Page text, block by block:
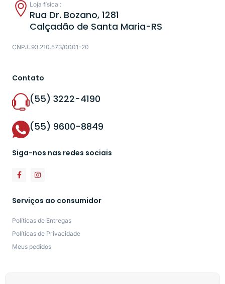
Loja física :
Rua Dr. Bozano, 1281
Calçadão de Santa Maria-RS
CNPJ: 93.210.573/0001-20
Contato
(55) 3222-4190
(55) 9600-8849
Siga-nos nas redes sociais
Serviços ao consumidor
Políticas de Entregas
Políticas de Privacidade
Meus pedidos